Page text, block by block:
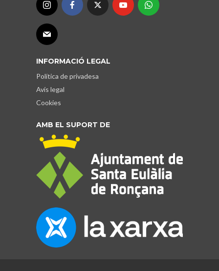
INFORMACIÓ LEGAL
Política de privadesa
Avís legal
Cookies
AMB EL SUPORT DE